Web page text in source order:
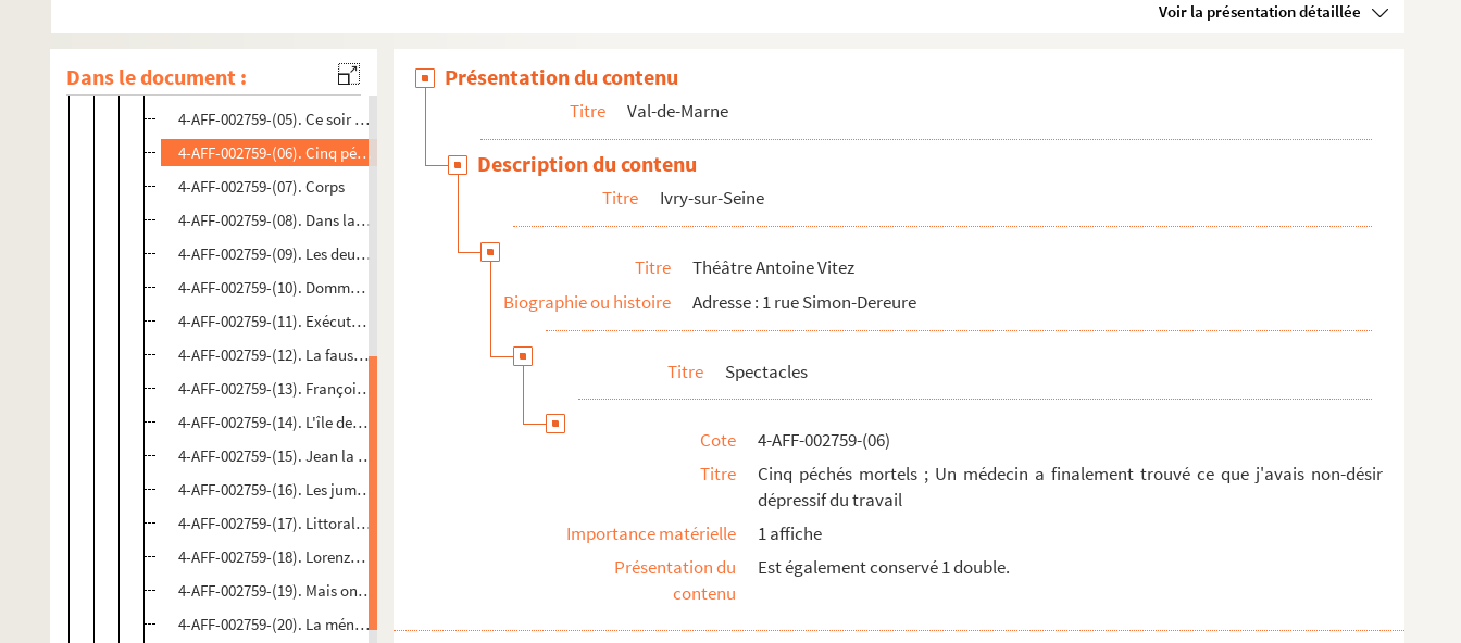
Voir la présentation détaillée
Dans le document :
4-AFF-002759-(03). L'avare
4-AFF-002759-(04). La cagnotte ; Oh si tout le monde veut gouverner j'abdique
4-AFF-002759-(05). Ce soir on improvise ; Je dois mourir sur scène ce qui n'est pas facile pour un acteur comique
4-AFF-002759-(06). Cinq péchés mortels ; Un médecin a finalement trouvé ce que j'avais non-désir dépressif du travail
4-AFF-002759-(07). Corps
4-AFF-002759-(08). Dans la jungle des villes
4-AFF-002759-(09). Les deux gentilhommes de Vérone
4-AFF-002759-(10). Dommage qu'elle soit une putain ; viens Annabella, non plus ma soeur maintenant, mais mon amour
4-AFF-002759-(11). Exécuteur 14
4-AFF-002759-(12). La fausse suivante ; Je suis fille, assez jolie comme vous voyez et par dessus le marché presque aus...
4-AFF-002759-(13). François d'Assise
4-AFF-002759-(14). L'île des esclaves
4-AFF-002759-(15). Jean la chance
4-AFF-002759-(16). Les jumeaux vénitiens ; Parfois vous êtes un parfait crétin et parfois un homme plein d'esprit que. ...
4-AFF-002759-(17). Littoral ; C'était la première fois que je perdais mon père et je ne savais pas du tout quelle attit...
4-AFF-002759-(18). Lorenzaccio ; La mariée est belle mais je vous le dis à l'oreille prenez garde à son petit couteau
4-AFF-002759-(19). Mais on doit tout oser puisque
4-AFF-002759-(20). La ménagerie de verre
Présentation du contenu
Titre Val-de-Marne
Description du contenu
Titre Ivry-sur-Seine
Titre
Théâtre Antoine Vitez
Biographie ou histoire
Adresse : 1 rue Simon-Dereure
Titre Spectacles
Cote
4-AFF-002759-(06)
Titre
Cinq péchés mortels ; Un médecin a finalement trouvé ce que j'avais non-désir
dépressif du travail
Importance matérielle
1 affiche
Présentation du
contenu
Est également conservé 1 double.